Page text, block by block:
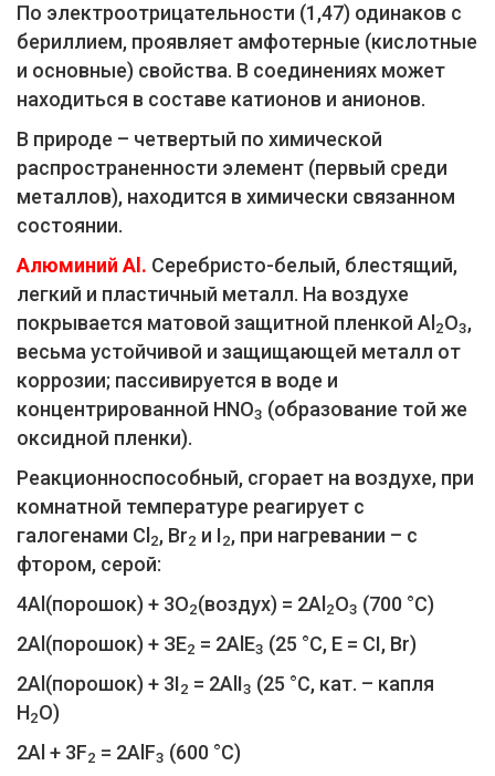
По электроотрицательности (1,47) одинаков с
бериллием, проявляет амфотерные (кислотные
и основные) свойства. В соединениях может
находиться в составе катионов и анионов.
В природе – четвертый по химической
распространенности элемент (первый среди
металлов), находится в химически связанном
состоянии.
Алюминий Al. Серебристо-белый, блестящий,
легкий и пластичный металл. На воздухе
покрывается матовой защитной пленкой Al 2O3,
весьма устойчивой и защищающей металл от
коррозии; пассивируется в воде и
концентрированной HNO3 (образование той же
оксидной пленки).
Реакционноспособный, сгорает на воздухе, при
комнатной температуре реагирует с
галогенами Cl 2, Br2 и I2, при нагревании – с
фтором, серой:
4Al(порошок) + 3O2(воздух) = 2Al 2O3 (700 °C)
2Al(порошок) + ЗЕ2 = 2AlЕ3 (25 °C, Е = CI, Br)
2Al(порошок) + 3I2 = 2AlI3 (25 °C, кат. – капля
Н2O)
2Al + 3F2 = 2AlF3 (600 °C)